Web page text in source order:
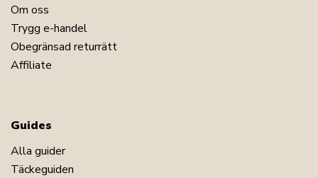
Om oss
Trygg e-handel
Obegränsad returrätt
Affiliate
Guides
Alla guider
Täckeguiden